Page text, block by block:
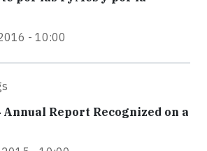
- 10:00
Annual Report Recognized on a